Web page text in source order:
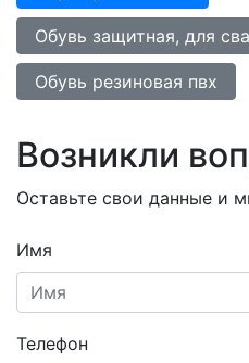
Обувь защитная, для
Обувь резиновая пвх
Возникли
Оставьте свои данные и
Имя
Телефон